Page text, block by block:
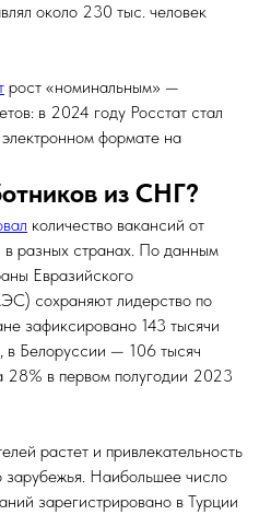
около 230 тыс. человек
рост «номинальным» —
в 2024 году Росстат стал
формате на
из СНГ?
количество вакансий от
в разных странах. По данным
Евразийского
сохраняют лидерство по
зафиксировано 143 тысячи
в Белоруссии — 106 тысяч
28% в первом полугодии 2023
растет и привлекательность
зарубежья. Наибольшее число
зарегистрировано в Турции